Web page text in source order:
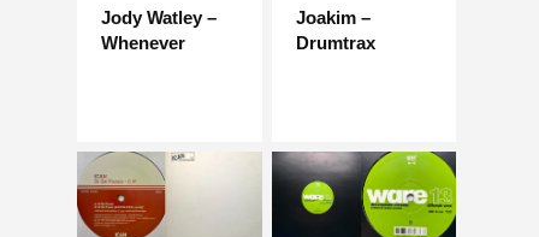
Jody Watley –
Whenever
Joakim –
Drumtrax